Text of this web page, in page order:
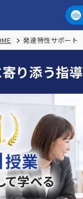
発達特性サポート
り添う指導